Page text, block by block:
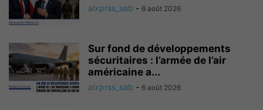
alxprss_sab - 6 août 2026
Sur fond de développements
sécuritaires : l’armée de l’air
américaine a...
alxprss_sab - 6 août 2026